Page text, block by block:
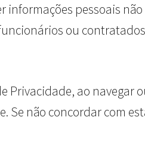
pessoais
ou
ao navegar
não concordar com